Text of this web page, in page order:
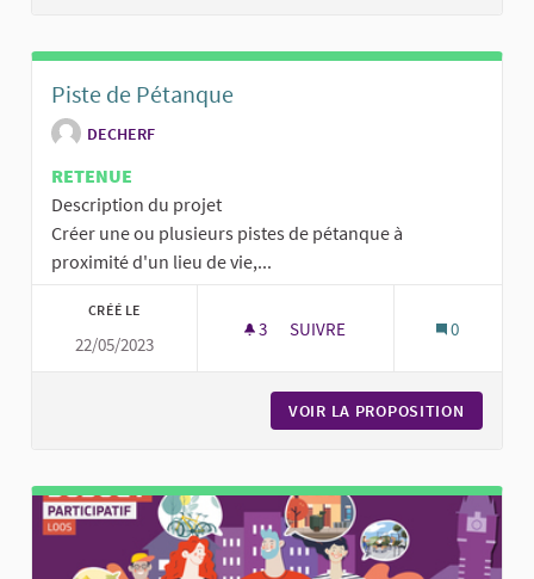
Piste de Pétanque
DECHERF
RETENUE
Description du projet
Créer une ou plusieurs pistes de pétanque à
proximité d'un lieu de vie,...
CRÉÉ LE
22/05/2023
3 3 ABONNÉS
SUIVRE 0
VOIR LA PROPOSITION